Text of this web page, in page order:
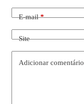
E-mail*
Site
Adicionar comentário